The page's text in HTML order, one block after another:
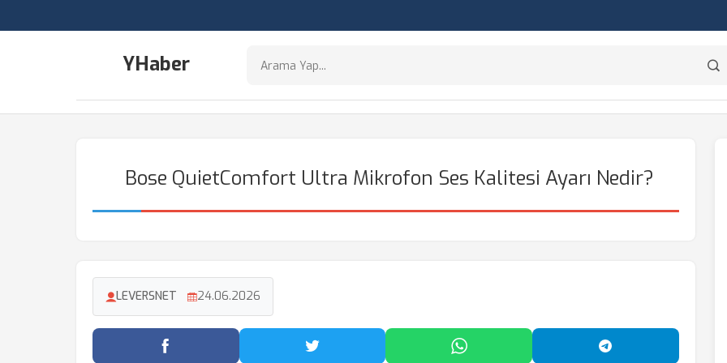
YHaber
Bose QuietComfort Ultra Mikrofon Ses Kalitesi Ayarı Nedir?
LEVERSNET 24.06.2026